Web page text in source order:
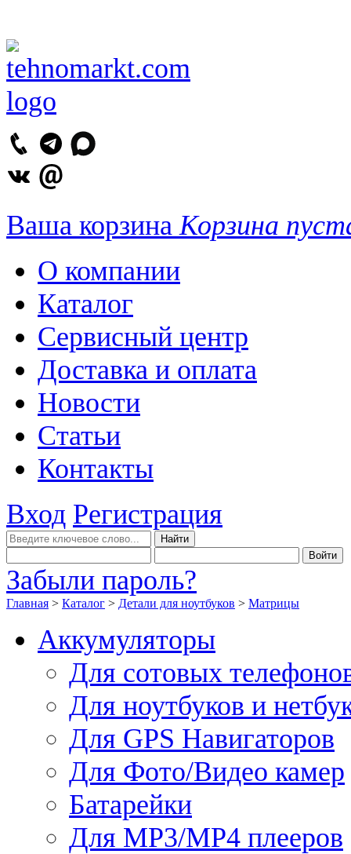
Ваша корзина Корзина
О компании
Каталог
Сервисный центр
Доставка и оплата
Новости
Статьи
Контакты
Вход Регистрация
Забыли пароль?
Главная > Каталог > Детали для ноутбуков > Матрицы
Аккумуляторы
Для сотовых
Для ноутбуков и
Для GPS Навигаторов
Для Фото/Видео камер
Батарейки
Для MP3/MP4 плееров